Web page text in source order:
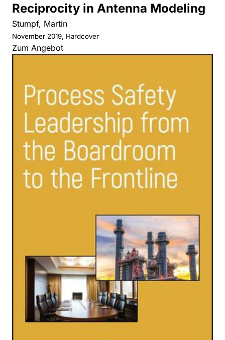
Reciprocity in Antenna Modeling
Stumpf, Martin
November 2019, Hardcover
Zum Angebot